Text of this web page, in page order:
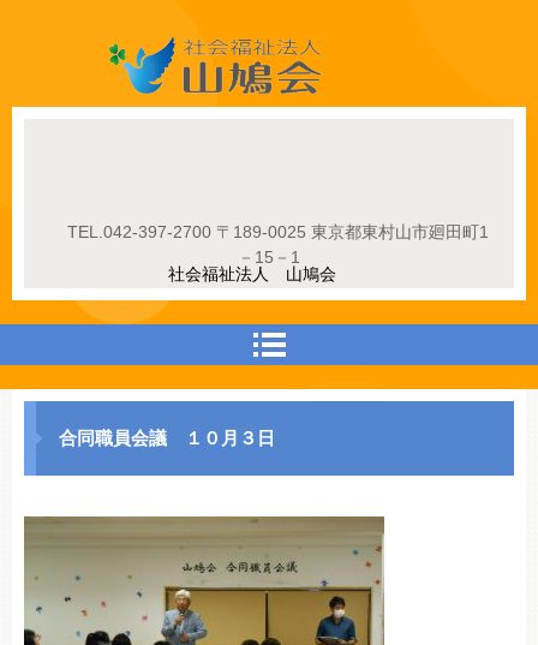
社会福祉法人山鳩会
社会福祉法人 山鳩会
TEL. 042-397-2700 〒189-0025 東京都東村山市廻田町1
－15－1
合同職員会議 １０月３日